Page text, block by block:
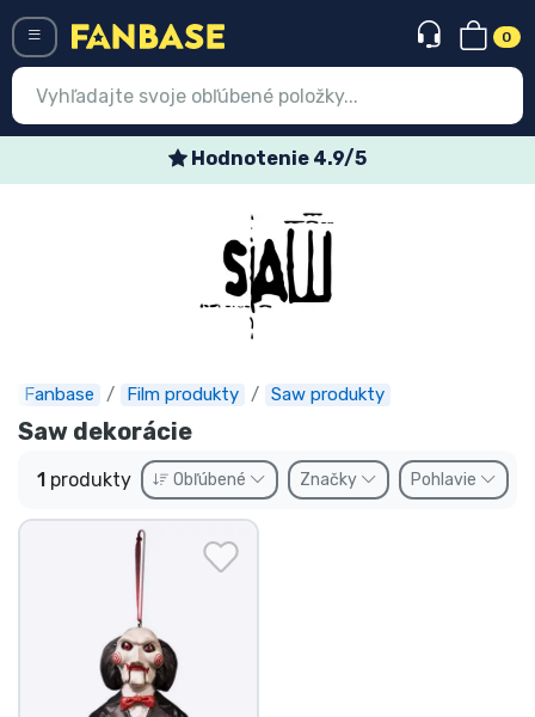
0
Hodnotenie 4.9/5
Fanbase Film produkty Saw produkty
Saw dekorácie
1 produkty Obľúbené Značky Pohlavie
Expresná preprava
Predobjednávky
Outlet produkty
Preprava a platba
Zoradiť podľa série
Zoradiť podľa filmov